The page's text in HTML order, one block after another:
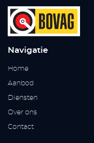
Navigatie
Home
Aanbod
Diensten
Over ons
Contact